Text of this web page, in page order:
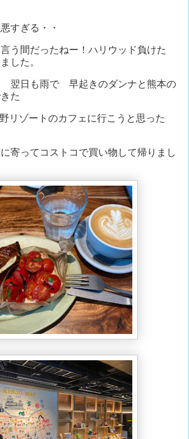
すぎる・・
う間だったねー！ハリウッド負けた
した。
翌日も雨で 早起きのダンナと熊本の
た
リゾートのカフェに行こうと思った
寄ってコストコで買い物して帰りまし